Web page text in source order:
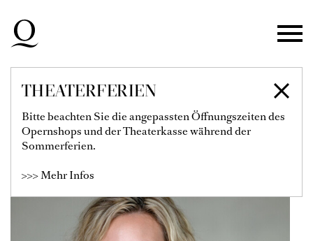
Zur Hauptnavigation springen
Zum Hauptinhalt springen
Zum Footer springen
THEATERFERIEN
Bitte beachten Sie die angepassten Öffnungszeiten des
Opernshops und der Theaterkasse während der
Sommerferien.
>>> Mehr Infos
JULIA SCHINKE
Ballettdramaturgin